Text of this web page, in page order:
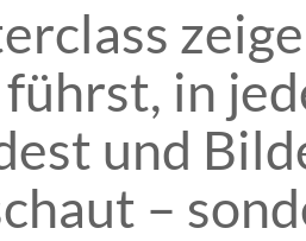
in
und
–